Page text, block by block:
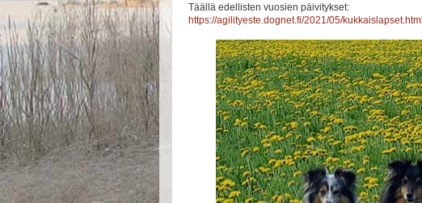
Täällä edellisten vuosien päivitykset:
https://agilityeste.dognet.fi/2021/05/kukkaislapset.html